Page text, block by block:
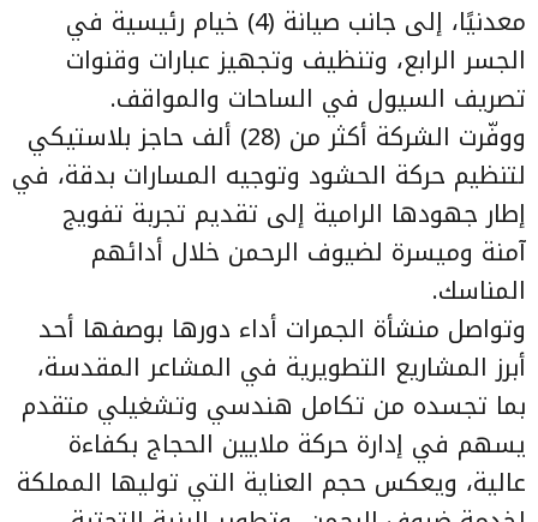
معدنيًا، إلى جانب صيانة (4) خيام رئيسية في
الجسر الرابع، وتنظيف وتجهيز عبارات وقنوات
تصريف السيول في الساحات والمواقف.
ووفّرت الشركة أكثر من (28) ألف حاجز بلاستيكي
لتنظيم حركة الحشود وتوجيه المسارات بدقة، في
إطار جهودها الرامية إلى تقديم تجربة تفويج
آمنة وميسرة لضيوف الرحمن خلال أدائهم
المناسك.
وتواصل منشأة الجمرات أداء دورها بوصفها أحد
أبرز المشاريع التطويرية في المشاعر المقدسة،
بما تجسده من تكامل هندسي وتشغيلي متقدم
يسهم في إدارة حركة ملايين الحجاج بكفاءة
عالية، ويعكس حجم العناية التي توليها المملكة